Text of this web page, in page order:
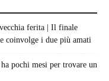
ferita | Il finale
coinvolge i due più amati
pochi mesi per trovare un